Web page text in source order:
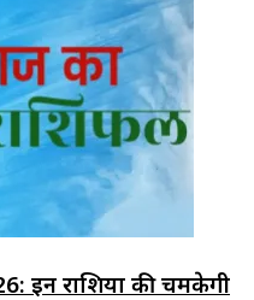
इन राशियों की चमकेगी